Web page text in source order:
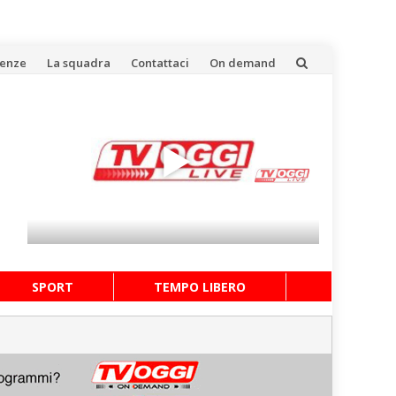
La squadra Contattaci On demand
SPORT TEMPO LIBERO